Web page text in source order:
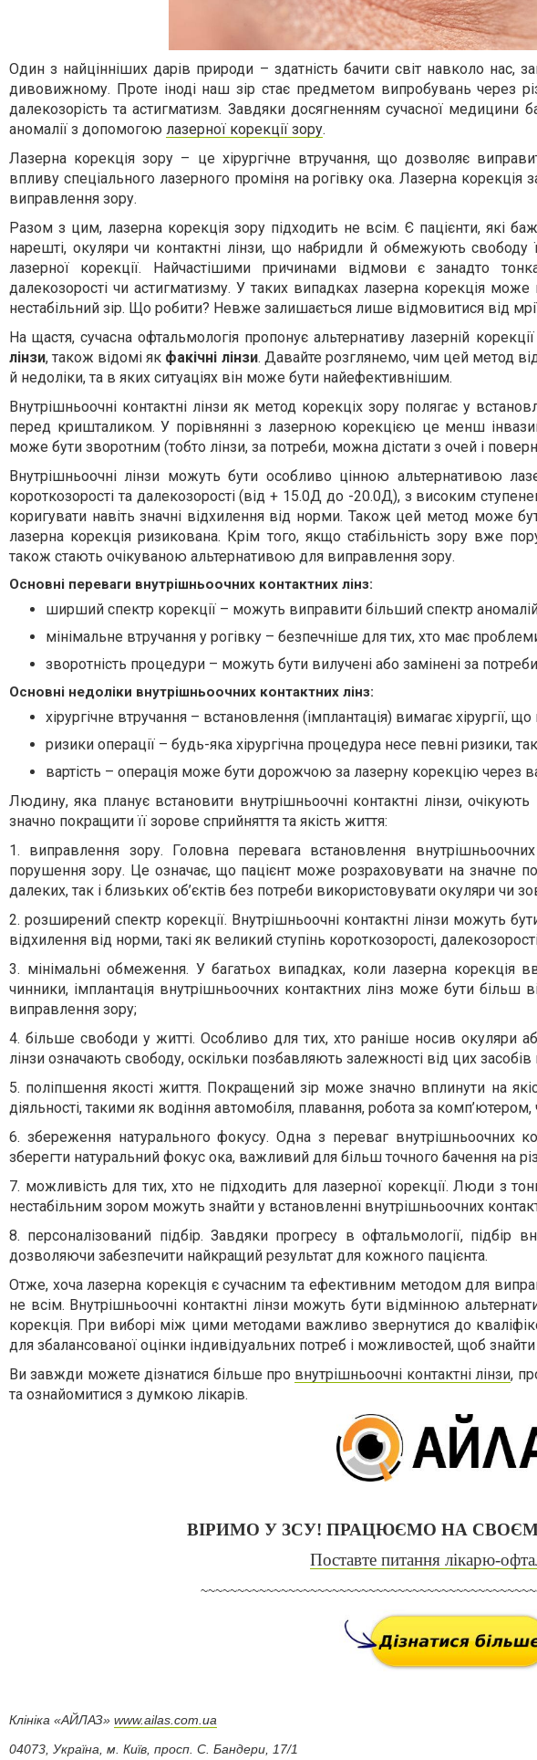
Один з найцінніших дарів природи – здатність бачити світ навколо
дивовижному. Проте іноді наш зір стає предметом випробувань через
далекозорість та астигматизм. Завдяки досягненням сучасної
аномалії з допомогою лазерної корекції зору.
Лазерна корекція зору – це хірургічне втручання, що дозволяє
впливу спеціального лазерного проміня на рогівку ока. Лазерна
виправлення зору.
Разом з цим, лазерна корекція зору підходить не всім. Є пацієнти, які
нарешті, окуляри чи контактні лінзи, що набридли й обмежують свободу
лазерної корекції. Найчастішими причинами відмови є занадто
далекозорості чи астигматизму. У таких випадках лазерна корекція
нестабільний зір. Що робити? Невже залишається лише відмовитися від
На щастя, сучасна офтальмологія пропонує альтернативу лазерній
лінзи, також відомі як факічні лінзи. Давайте розглянемо, чим цей метод
й недоліки, та в яких ситуаціях він може бути найефективнішим.
Внутрішньоочні контактні лінзи як метод корекціх зору полягає у
перед кришталиком. У порівнянні з лазерною корекцією це менш
може бути зворотним (тобто лінзи, за потреби, можна дістати з очей і
Внутрішньоочні лінзи можуть бути особливо цінною альтернативою
короткозорості та далекозорості (від + 15.0Д до -20.0Д), з високим
коригувати навіть значні відхилення від норми. Також цей метод може
лазерна корекція ризикована. Крім того, якщо стабільність зору вже
також стають очікуваною альтернативою для виправлення зору.
Основні переваги внутрішньоочних контактних лінз:
ширший спектр корекції – можуть виправити більший спектр
мінімальне втручання у рогівку – безпечніше для тих, хто має
зворотність процедури – можуть бути вилучені або замінені за
Основні недоліки внутрішньоочних контактних лінз:
хірургічне втручання – встановлення (імплантація) вимагає хірургії,
ризики операції – будь-яка хірургічна процедура несе певні ризики,
вартість – операція може бути дорожчою за лазерну корекцію через
Людину, яка планує встановити внутрішньоочні контактні лінзи,
значно покращити її зорове сприйняття та якість життя:
1. виправлення зору. Головна перевага встановлення
порушення зору. Це означає, що пацієнт може розраховувати на значне
далеких, так і близьких об’єктів без потреби використовувати окуляри чи
2. розширений спектр корекції. Внутрішньоочні контактні лінзи можуть
відхилення від норми, такі як великий ступінь короткозорості,
3. мінімальні обмеження. У багатьох випадках, коли лазерна корекція
чинники, імплантація внутрішньоочних контактних лінз може бути
виправлення зору;
4. більше свободи у житті. Особливо для тих, хто раніше носив окуляри
лінзи означають свободу, оскільки позбавляють залежності від цих засобів
5. поліпшення якості життя. Покращений зір може значно вплинути на
діяльності, такими як водіння автомобіля, плавання, робота за
6. збереження натурального фокусу. Одна з переваг внутрішньоочних
зберегти натуральний фокус ока, важливий для більш точного бачення на
7. можливість для тих, хто не підходить для лазерної корекції. Люди з
нестабільним зором можуть знайти у встановленні внутрішньоочних
8. персоналізований підбір. Завдяки прогресу в офтальмології, підбір
дозволяючи забезпечити найкращий результат для кожного пацієнта.
Отже, хоча лазерна корекція є сучасним та ефективним методом для
не всім. Внутрішньоочні контактні лінзи можуть бути відмінною
корекція. При виборі між цими методами важливо звернутися до
для збалансованої оцінки індивідуальних потреб і можливостей, щоб
Ви завжди можете дізнатися більше про внутрішньоочні контактні лінзи,
та ознайомитися з думкою лікарів.
ВІРИМО У ЗСУ! ПРАЦЮЄМО НА
Поставте питання лікарю-
Клініка «АЙЛАЗ» www.ailas.com.ua
04073, Україна, м. Київ, просп. С. Бандери, 17/1